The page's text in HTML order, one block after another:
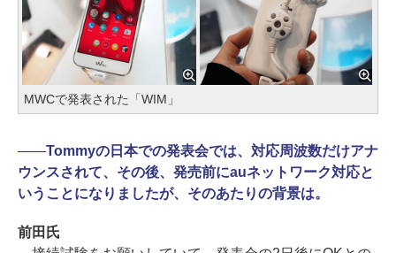
MWCで発表された「WIM」
――Tommyの日本での発表会では、対応周波数だけアナ
ウンスされて、その後、発売前にauネットワーク対応と
いうことになりましたが、そのあたりの背景は。
前田氏